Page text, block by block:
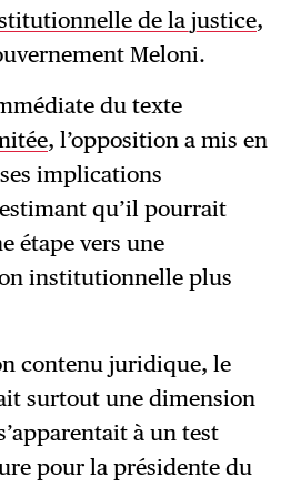
de la justice,
Meloni.
du texte
, l’opposition a mis en
implications
qu’il pourrait
étape vers une
institutionnelle plus
contenu juridique, le
surtout une dimension
à un test
pour la présidente du